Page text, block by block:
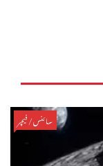
سائنس/فیچر